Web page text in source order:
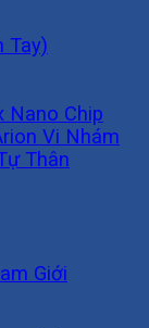
Tay)
Nano Chip
Vi Nhám
Thân
Giới